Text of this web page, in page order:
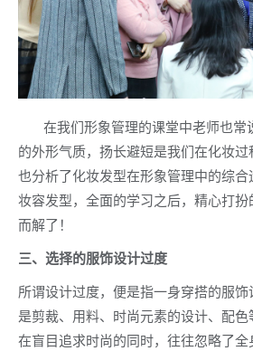
在我们形象管理的课堂中老师也常
的外形气质，扬长避短是我们在化妆过
也分析了化妆发型在形象管理中的综
妆容发型，全面的学习之后，精心打
而解了！
三、选择的服饰设计过度
所谓设计过度，便是指一身穿搭的服
是剪裁、用料、时尚元素的设计、配
在盲目追求时尚的同时，往往忽略了全